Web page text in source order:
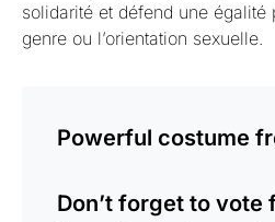
solidarité et défend une égalité
genre ou l’orientation sexuelle.
Powerful costume
Don’t forget to vote